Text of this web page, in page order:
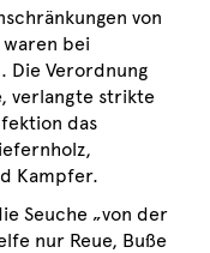
von
bei
Die Verordnung
verlangte strikte
das
Kampfer.
Seuche „von der
nur Reue, Buße